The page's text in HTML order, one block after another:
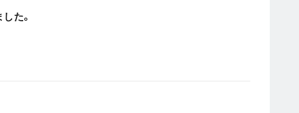
た。